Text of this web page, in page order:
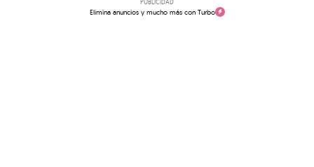
PUBLICIDAD
Elimina anuncios y mucho más con Turbo